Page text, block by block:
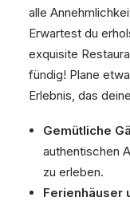
alle
Erwartest du
exquisite
fündig! Plane
Erlebnis, das
Gemütliche
authentischen
zu erleben.
Ferienhäuser